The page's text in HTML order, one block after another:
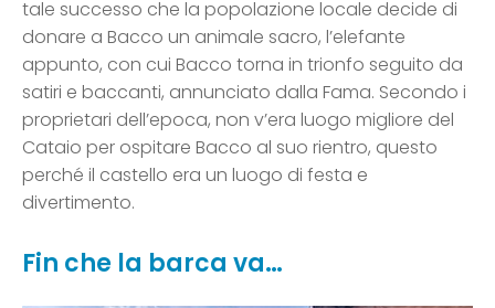
tale successo che la popolazione locale decide di
donare a Bacco un animale sacro, l’elefante
appunto, con cui Bacco torna in trionfo seguito da
satiri e baccanti, annunciato dalla Fama. Secondo i
proprietari dell’epoca, non v’era luogo migliore del
Cataio per ospitare Bacco al suo rientro, questo
perché il castello era un luogo di festa e
divertimento.
Fin che la barca va…